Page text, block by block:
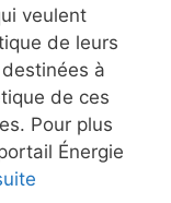
veulent
de leurs
à
de ces
Pour plus
Énergie